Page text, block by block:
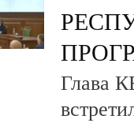
Глава